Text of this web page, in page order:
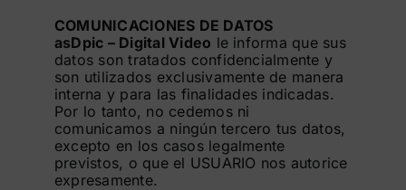
COMUNICACIONES DE DATOS
asDpic – Digital Video le informa que sus
datos son tratados confidencialmente y
son utilizados exclusivamente de manera
interna y para las finalidades indicadas.
Por lo tanto, no cedemos ni
comunicamos a ningún tercero tus datos,
excepto en los casos legalmente
previstos, o que el USUARIO nos autorice
expresamente.